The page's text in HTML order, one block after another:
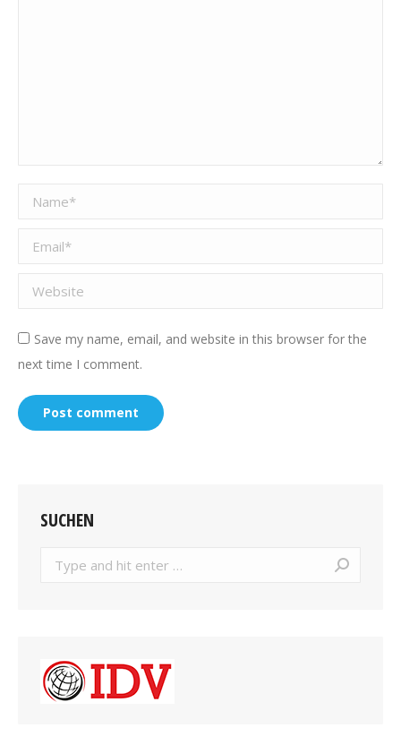
Name *
Email *
Website
Save my name, email, and website in this browser for the
next time I comment.
Post comment
SUCHEN
Search: